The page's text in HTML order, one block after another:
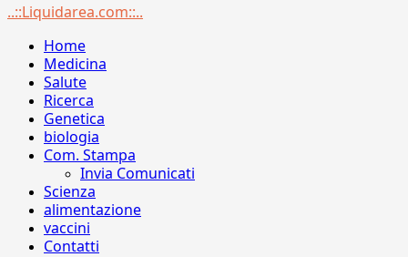
Menu
..::Liquidarea.com::..
Home
Medicina
Salute
Ricerca
Genetica
biologia
Com. Stampa
Invia Comunicati
Scienza
alimentazione
vaccini
Contatti